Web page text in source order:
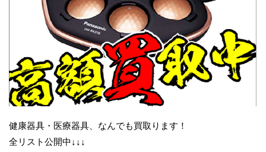
健康器具・医療器具、なんでも買取ります！
全リスト公開中↓↓↓